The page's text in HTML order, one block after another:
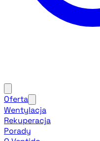
Oferta
Wentylacja
Rekuperacja
Porady